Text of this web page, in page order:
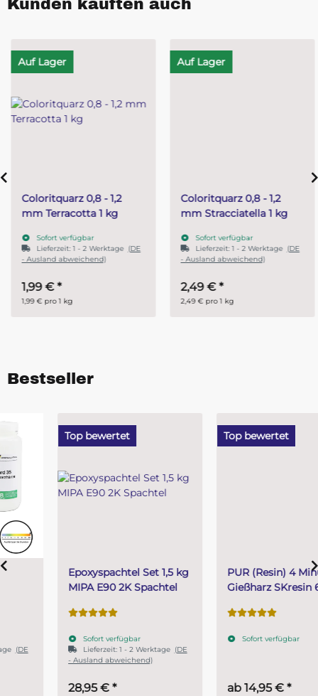
Kunden kauften auch
Auf Lager
Coloritquarz 0,8 - 1,2
mm Terracotta 1 kg
Sofort verfügbar
Lieferzeit:1 - 2 Werktage(DE
- Ausland abweichend)
1,99 €*
1,99 € pro 1 kg
Auf Lager
Coloritquarz 0,8 - 1,2
mm Stracciatella 1 kg
Sofort verfügbar
Lieferzeit:1 - 2 Werktage(DE
- Ausland abweichend)
2,49 €*
2,49 € pro 1 kg
Bestseller
Top bewertet
Epoxyspachtel Set 1,5 kg
MIPA E90 2K Spachtel
Sofort verfügbar
Lieferzeit:1 - 2 Werktage (DE
- Ausland abweichend)
Top bewertet
PUR (Resin) 4 Minuten
Gießharz SKresin 6804
Sofort verfügbar
14,95 €*